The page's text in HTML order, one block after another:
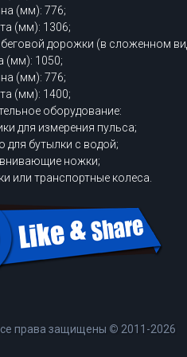
(мм): 776;
(мм): 1306;
дорожки (в сложенном
(мм): 1050;
(мм): 776;
(мм): 1400;
оборудование:
для измерения пульса;
для бутылки с водой;
ножки;
или транспортные колеса.
права защищены © 2011-2026